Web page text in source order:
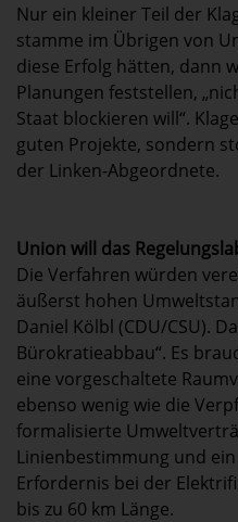
Nur ein kleiner Teil der
stamme im Übrigen von
diese Erfolg hätten, dann
Planungen feststellen,
Staat blockieren will“.
guten Projekte, sondern
der Linken-Abgeordnete.
Union will das
Die Verfahren würden
äußerst hohen
Daniel Kölbl (CDU/CSU).
Bürokratieabbau“. Es
eine vorgeschaltete
ebenso wenig wie die
formalisierte
Linienbestimmung und
Erfordernis bei der
bis zu 60 km Länge.